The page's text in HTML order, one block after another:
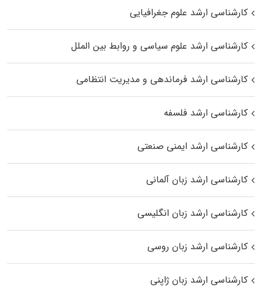
کارشناسی ارشد علوم جغرافیایی
کارشناسی ارشد علوم سیاسی و روابط بین الملل
کارشناسی ارشد فرماندهی و مدیریت انتظامی
کارشناسی ارشد فلسفه
کارشناسی ارشد ایمنی صنعتی
کارشناسی ارشد زبان آلمانی
کارشناسی ارشد زبان انگلیسی
کارشناسی ارشد زبان روسی
کارشناسی ارشد زبان ژاپنی